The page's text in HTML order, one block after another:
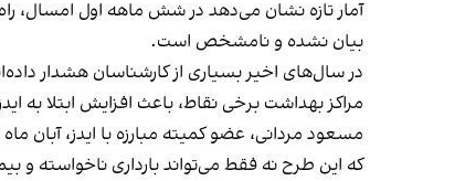
بیان نشده و نامشخص است.
در سال‌های اخیر بسیاری از کارشناسان هشدار
مراکز بهداشت برخی نقاط، باعث افزایش ابتلا به
که این طرح نه فقط می‌تواند بارداری ناخواسته و